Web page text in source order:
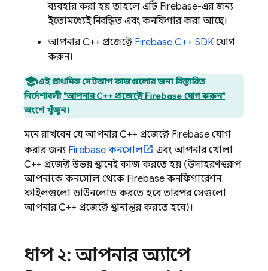
ব্যবহার করা হয়, তাহলে এটি Firebase-এর জন্য
ইতোমধ্যেই নিবন্ধিত এবং কনফিগার করা আছে।
আপনার C++ প্রজেক্টে Firebase C++ SDK যোগ
করুন।
এই প্রাথমিক সেটআপ কাজগুলোর জন্য বিস্তারিত
নির্দেশাবলী "আপনার C++ প্রজেক্টে Firebase যোগ করুন"
অংশে খুঁজুন।
মনে রাখবেন যে, আপনার C++ প্রজেক্টে Firebase যোগ
করার জন্য Firebase কনসোল
এবং আপনার খোলা
C++ প্রজেক্ট উভয় স্থানেই কাজ করতে হয় (উদাহরণস্বরূপ,
আপনাকে কনসোল থেকে Firebase কনফিগারেশন
ফাইলগুলো ডাউনলোড করতে হবে, তারপর সেগুলো
আপনার C++ প্রজেক্টে স্থানান্তর করতে হবে)।
ধাপ ২: আপনার অ্যাপে